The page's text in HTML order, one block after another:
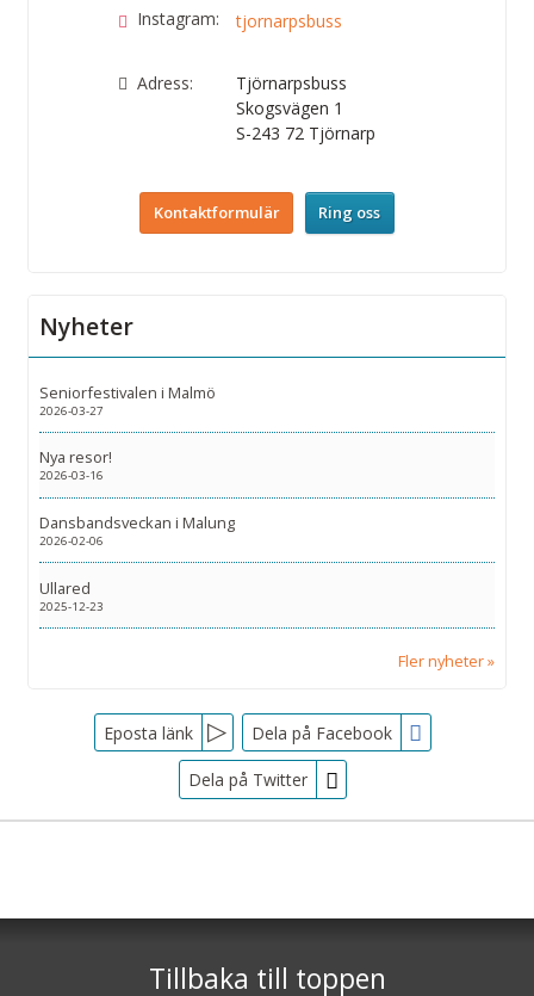
Instagram:
tjornarpsbuss
Adress:
Tjörnarpsbuss
Skogsvägen 1
S-243 72 Tjörnarp
Kontaktformulär Ring oss
Nyheter
Seniorfestivalen i Malmö
2026-03-27
Nya resor!
2026-03-16
Dansbandsveckan i Malung
2026-02-06
Ullared
2025-12-23
Fler nyheter
FacebookEposta länk Dela på Facebook
Dela på Twitter
Jag samtycker till dataskyddspolicyn.
Telefon 0451-618 00
Tillbaka till toppen